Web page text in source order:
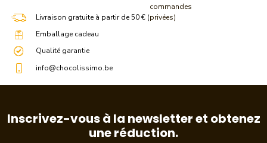
Livraison gratuite à partir de 50 € (
commandes
privées)
Emballage cadeau
Qualité garantie
info@chocolissimo.be
Inscrivez-vous à la newsletter et obtenez
une réduction.